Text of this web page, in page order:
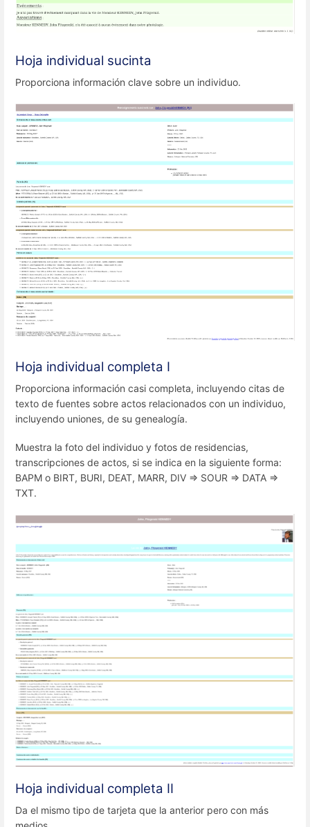
Hoja individual sucinta
Proporciona información clave sobre un individuo.
Hoja individual completa I
Proporciona información casi completa, incluyendo citas de
texto de fuentes sobre actos relacionados con un individuo,
incluyendo uniones, de su genealogía.
Muestra la foto del individuo y fotos de residencias,
transcripciones de actos, si se indica en la siguiente forma:
BAPM o BIRT, BURI, DEAT, MARR, DIV => SOUR => DATA =>
TXT.
Hoja individual completa II
Da el mismo tipo de tarjeta que la anterior pero con más